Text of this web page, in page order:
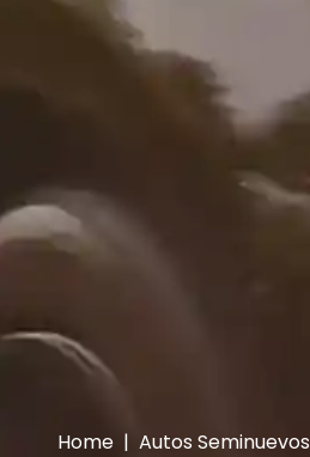
Home | Autos Seminuevos